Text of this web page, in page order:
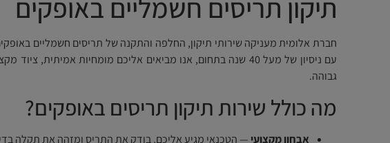
תיקון תריסים חשמליים באופקים
חברת אלומית מעניקה שירותי תיקון, החלפה והתקנה של תריסים חשמליים
עם ניסיון של מעל 40 שנה בתחום, אנו מביאים אליכם מומחיות אמיתית, ציוד
גבוהה.
מה כולל שירות תיקון תריסים באופקים?
אבחון מקצועי — הטכנאי מגיע אליכם, בודק את התריס ומזהה את תקלה